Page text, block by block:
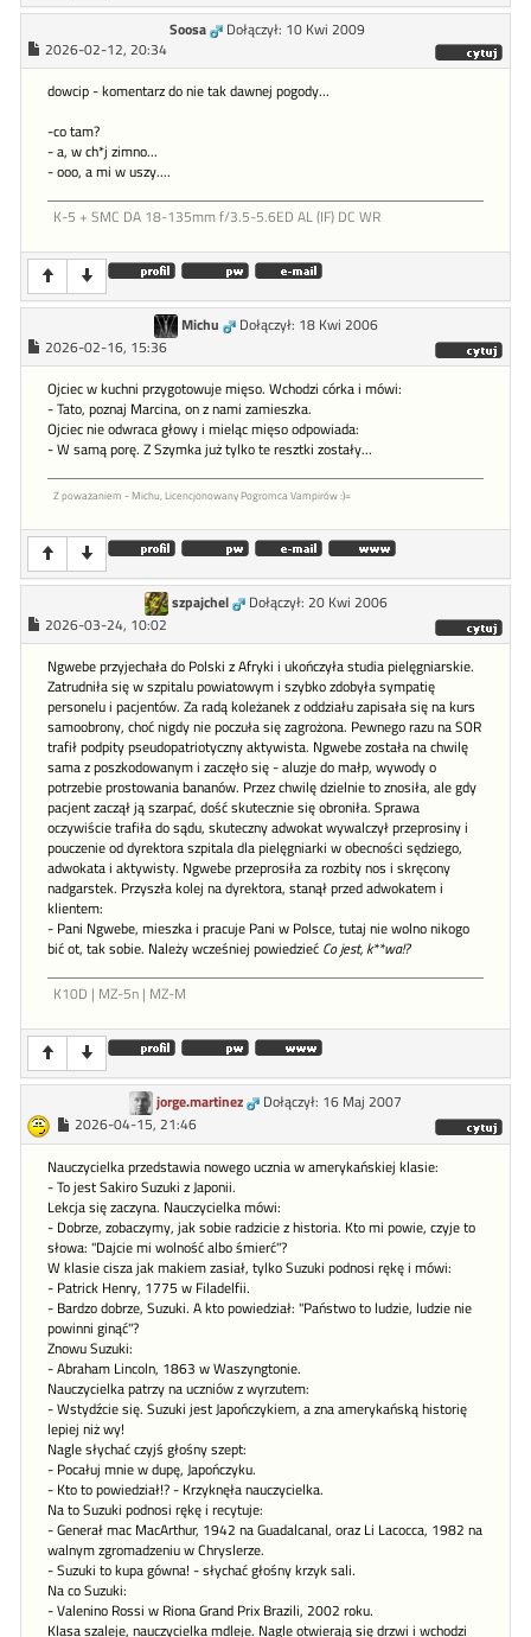
Soosa
Dołączył: 10 Kwi 2009
2026-02-12, 20:34
dowcip - komentarz do nie tak dawnej pogody...
-co tam?
- a, w ch*j zimno...
- ooo, a mi w uszy....
K-5 + SMC DA 18-135mm f/3.5-5.6ED AL (IF) DC WR
Michu
Dołączył: 18 Kwi 2006
2026-02-16, 15:36
Ojciec w kuchni przygotowuje mięso. Wchodzi córka i mówi:
- Tato, poznaj Marcina, on z nami zamieszka.
Ojciec nie odwraca głowy i mieląc mięso odpowiada:
- W samą porę. Z Szymka już tylko te resztki zostały...
Z poważaniem - Michu, Licencjonowany Pogromca Vampirów :)=
szpajchel
Dołączył: 20 Kwi 2006
2026-03-24, 10:02
Ngwebe przyjechała do Polski z Afryki i ukończyła studia pielęgniarskie.
Zatrudniła się w szpitalu powiatowym i szybko zdobyła sympatię
personelu i pacjentów. Za radą koleżanek z oddziału zapisała się na kurs
samoobrony, choć nigdy nie poczuła się zagrożona. Pewnego razu na SOR
trafił podpity pseudopatriotyczny aktywista. Ngwebe została na chwilę
sama z poszkodowanym i zaczęło się - aluzje do małp, wywody o
potrzebie prostowania bananów. Przez chwilę dzielnie to znosiła, ale gdy
pacjent zaczął ją szarpać, dość skutecznie się obroniła. Sprawa
oczywiście trafiła do sądu, skuteczny adwokat wywalczył przeprosiny i
pouczenie od dyrektora szpitala dla pielęgniarki w obecności sędziego,
adwokata i aktywisty. Ngwebe przeprosiła za rozbity nos i skręcony
nadgarstek. Przyszła kolej na dyrektora, stanął przed adwokatem i
klientem:
- Pani Ngwebe, mieszka i pracuje Pani w Polsce, tutaj nie wolno nikogo
bić ot, tak sobie. Należy wcześniej powiedzieć Co jest, k**wa!?
K10D | MZ-5n | MZ-M
jorge.martinez
Dołączył: 16 Maj 2007
2026-04-15, 21:46
Nauczycielka przedstawia nowego ucznia w amerykańskiej klasie:
- To jest Sakiro Suzuki z Japonii.
Lekcja się zaczyna. Nauczycielka mówi:
- Dobrze, zobaczymy, jak sobie radzicie z historia. Kto mi powie, czyje to
słowa: "Dajcie mi wolność albo śmierć"?
W klasie cisza jak makiem zasiał, tylko Suzuki podnosi rękę i mówi:
- Patrick Henry, 1775 w Filadelfii.
- Bardzo dobrze, Suzuki. A kto powiedział: "Państwo to ludzie, ludzie nie
powinni ginąć"?
Znowu Suzuki:
- Abraham Lincoln, 1863 w Waszyngtonie.
Nauczycielka patrzy na uczniów z wyrzutem:
- Wstydźcie się. Suzuki jest Japończykiem, a zna amerykańską historię
lepiej niż wy!
Nagle słychać czyjś głośny szept:
- Pocałuj mnie w dupę, Japończyku.
- Kto to powiedział!? - Krzyknęła nauczycielka.
Na to Suzuki podnosi rękę i recytuje:
- Generał mac MacArthur, 1942 na Guadalcanal, oraz Li Lacocca, 1982 na
walnym zgromadzeniu w Chryslerze.
- Suzuki to kupa gówna! - słychać głośny krzyk sali.
Na co Suzuki:
- Valenino Rossi w Riona Grand Prix Brazili, 2002 roku.
Klasa szaleje, nauczycielka mdleje. Nagle otwierają się drzwi i wchodzi